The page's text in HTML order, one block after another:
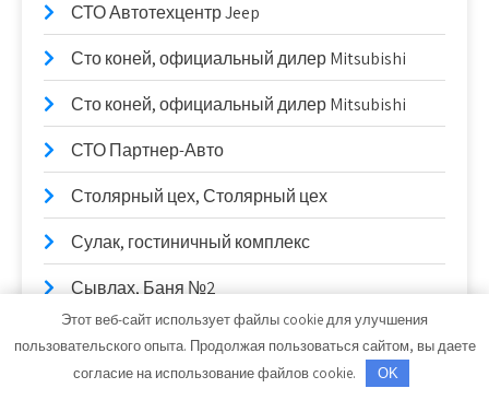
СТО Автотехцентр Jeep
Сто коней, официальный дилер Mitsubishi
Сто коней, официальный дилер Mitsubishi
СТО Партнер-Авто
Столярный цех, Столярный цех
Сулак, гостиничный комплекс
Сывлах, Баня №2
Сывлах, Баня №2
Таганай, гостиница
Этот веб-сайт использует файлы cookie для улучшения
пользовательского опыта. Продолжая пользоваться сайтом, вы даете
согласие на использование файлов cookie.
OK